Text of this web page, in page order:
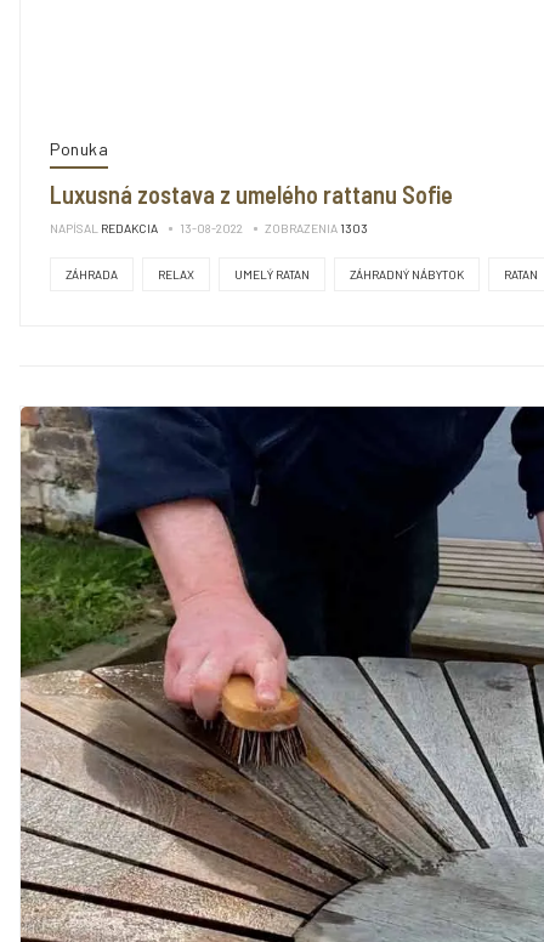
Ponuka
Luxusná zostava z umelého rattanu Sofie
NAPÍSAL REDAKCIA 13-08-2022 ZOBRAZENIA 1303
ZÁHRADA RELAX UMELÝ RATAN ZÁHRADNÝ NÁBYTOK RATAN